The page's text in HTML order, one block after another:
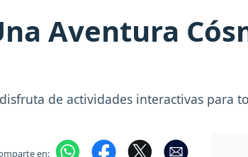
Aventura
de actividades interactivas para
en: